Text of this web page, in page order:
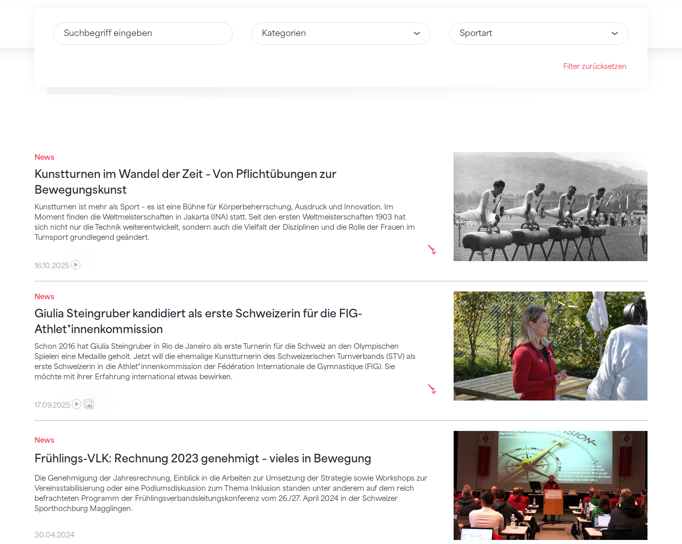
Text eingeben Wähle Option Wähle Option
Filter zurücksetzen
News
Kunstturnen im Wandel der Zeit – Von Pflichtübungen zur
Bewegungskunst
Kunstturnen ist mehr als Sport – es ist eine Bühne für Körperbeherrschung, Ausdruck und Innovation. Im
Moment finden die Weltmeisterschaften in Jakarta (INA) statt. Seit den ersten Weltmeisterschaften 1903 hat
sich nicht nur die Technik weiterentwickelt, sondern auch die Vielfalt der Disziplinen und die Rolle der Frauen im
Turnsport grundlegend geändert.
Kunstturnen im Wandel der Zeit – Von Pflichtübungen zur Bewegungskunst
16.10.2025
News
Giulia Steingruber kandidiert als erste Schweizerin für die FIG-
Athlet*innenkommission
Schon 2016 hat Giulia Steingruber in Rio de Janeiro als erste Turnerin für die Schweiz an den Olympischen
Spielen eine Medaille geholt. Jetzt will die ehemalige Kunstturnerin des Schweizerischen Turnverbands (STV) als
erste Schweizerin in die Athlet*innenkommission der Fédération Internationale de Gymnastique (FIG). Sie
möchte mit ihrer Erfahrung international etwas bewirken.
Giulia Steingruber kandidiert als erste Schweizerin für die FIG-Athlet*innenkommission
17.09.2025
News
Frühlings-VLK: Rechnung 2023 genehmigt – vieles in Bewegung
Die Genehmigung der Jahresrechnung, Einblick in die Arbeiten zur Umsetzung der Strategie sowie Workshops zur
Vereinsstabilisierung oder eine Podiumsdiskussion zum Thema Inklusion standen unter anderem auf dem reich
befrachteten Programm der Frühlingsverbandsleitungskonferenz vom 26./27. April 2024 in der Schweizer
Sporthochburg Magglingen.
Frühlings-VLK: Rechnung 2023 genehmigt – vieles in Bewegung
30.04.2024